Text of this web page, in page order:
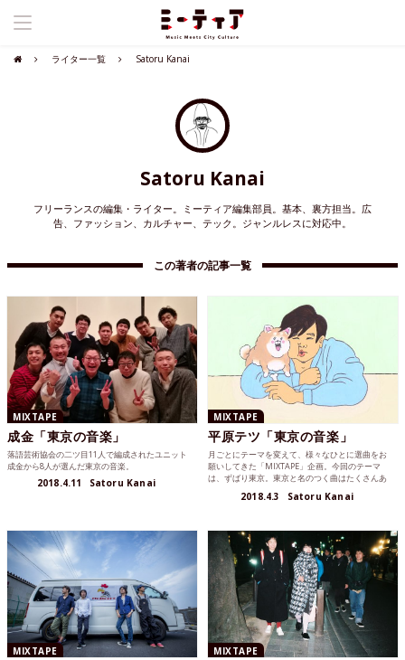
ライター一覧 Satoru Kanai
Satoru Kanai
フリーランスの編集・ライター。ミーティア編集部員。基本、裏方担当。広
告、ファッション、カルチャー、テック。ジャンルレスに対応中。
この著者の記事一覧
MIXTAPE
成金「東京の音楽」
落語芸術協会の二ツ目11人で編成されたユニット
成金から8人が選んだ東京の音楽。
2018.4.11 Satoru Kanai
MIXTAPE
平原テツ「東京の音楽」
月ごとにテーマを変えて、様々なひとに選曲をお
願いしてきた「MIXTAPE」企画。今回のテーマ
は、ずばり東京。東京と名のつく曲はたくさんあ
2018.4.3 Satoru Kanai
MIXTAPE MIXTAPE